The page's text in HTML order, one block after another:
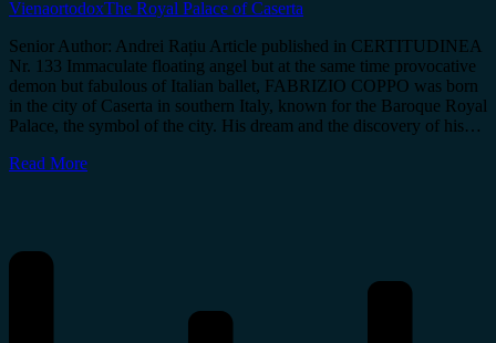
VienaortodoxThe Royal Palace of Caserta
Senior Author: Andrei Rațiu Article published in CERTITUDINEA
Nr. 133 Immaculate floating angel but at the same time provocative
demon but fabulous of Italian ballet, FABRIZIO COPPO was born
in the city of Caserta in southern Italy, known for the Baroque Royal
Palace, the symbol of the city. His dream and the discovery of his…
Read More